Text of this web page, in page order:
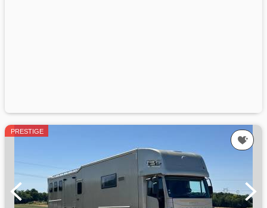
PRESTIGE